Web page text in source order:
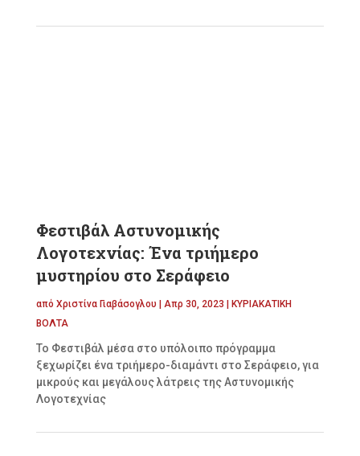
Φεστιβάλ Αστυνομικής
Λογοτεχνίας: Ένα τριήμερο
μυστηρίου στο Σεράφειο
από Χριστίνα Γιαβάσογλου | Απρ 30, 2023 | ΚΥΡΙΑΚΑΤΙΚΗ
ΒΟΛΤΑ
Το Φεστιβάλ μέσα στο υπόλοιπο πρόγραμμα
ξεχωρίζει ένα τριήμερο-διαμάντι στο Σεράφειο, για
μικρούς και μεγάλους λάτρεις της Αστυνομικής
Λογοτεχνίας